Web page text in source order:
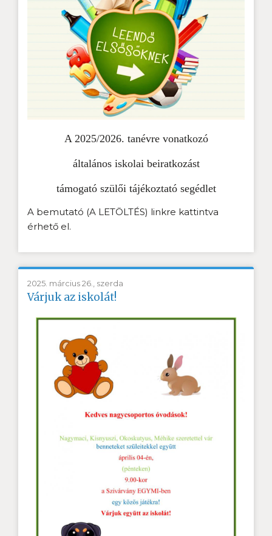
A 2025/2026. tanévre vonatkozó
általános iskolai beiratkozást
támogató szülői tájékoztató segédlet
A bemutató (A LETÖLTÉS) linkre kattintva
érhető el.
2025. március 26., szerda
Várjuk az iskolát!